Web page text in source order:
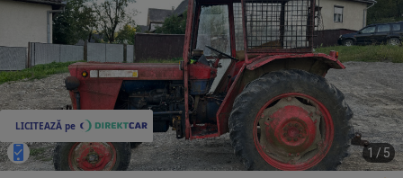
1 /5